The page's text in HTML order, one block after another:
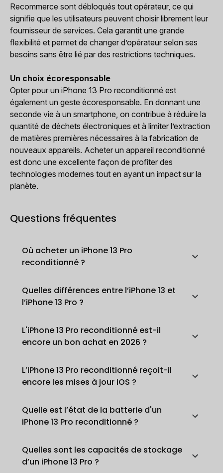
Recommerce sont débloqués tout opérateur, ce qui
signifie que les utilisateurs peuvent choisir librement leur
fournisseur de services. Cela garantit une grande
flexibilité et permet de changer d’opérateur selon ses
besoins sans être lié par des restrictions techniques.
Un choix écoresponsable
Opter pour un iPhone 13 Pro reconditionné est
également un geste écoresponsable. En donnant une
seconde vie à un smartphone, on contribue à réduire la
quantité de déchets électroniques et à limiter l’extraction
de matières premières nécessaires à la fabrication de
nouveaux appareils. Acheter un appareil reconditionné
est donc une excellente façon de profiter des
technologies modernes tout en ayant un impact sur la
planète.
Questions fréquentes
Où acheter un iPhone 13 Pro
reconditionné ?
Quelles différences entre l’iPhone 13 et
l’iPhone 13 Pro ?
L'iPhone 13 Pro reconditionné est-il
encore un bon achat en 2026 ?
L’iPhone 13 Pro reconditionné reçoit-il
encore les mises à jour iOS ?
Quelle est l’état de la batterie d'un
iPhone 13 Pro reconditionné ?
Quelles sont les capacités de stockage
d’un iPhone 13 Pro ?